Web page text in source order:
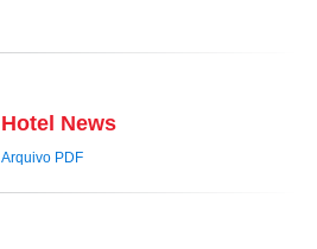
Hotel News
Arquivo PDF